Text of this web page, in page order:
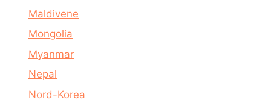
Maldivene
Mongolia
Myanmar
Nepal
Nord-Korea